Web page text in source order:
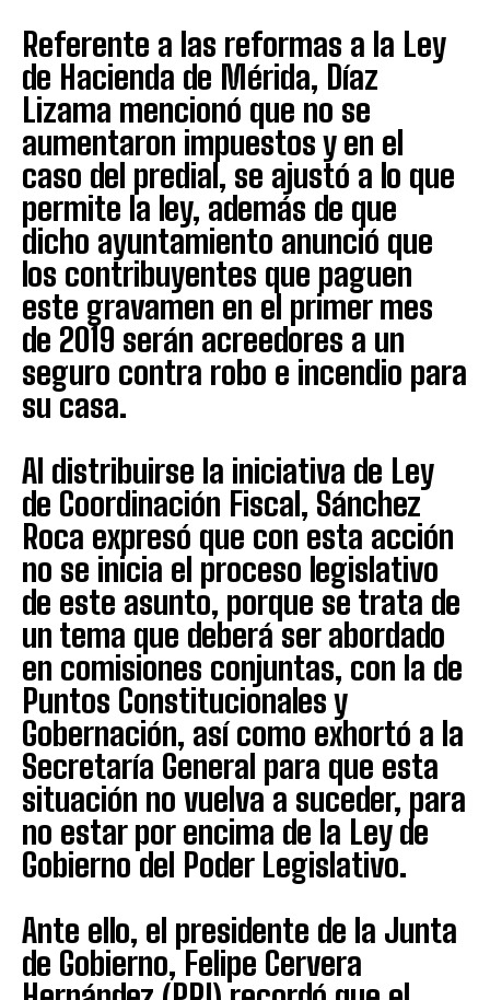
Referente a las reformas a la Ley
de Hacienda de Mérida, Díaz
Lizama mencionó que no se
aumentaron impuestos y en el
caso del predial, se ajustó a lo que
permite la ley, además de que
dicho ayuntamiento anunció que
los contribuyentes que paguen
este gravamen en el primer mes
de 2019 serán acreedores a un
seguro contra robo e incendio para
su casa.
Al distribuirse la iniciativa de Ley
de Coordinación Fiscal, Sánchez
Roca expresó que con esta acción
no se inicia el proceso legislativo
de este asunto, porque se trata de
un tema que deberá ser abordado
en comisiones conjuntas, con la de
Puntos Constitucionales y
Gobernación, así como exhortó a la
Secretaría General para que esta
situación no vuelva a suceder, para
no estar por encima de la Ley de
Gobierno del Poder Legislativo.
Ante ello, el presidente de la Junta
de Gobierno, Felipe Cervera